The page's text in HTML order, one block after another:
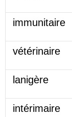
immunitaire
vétérinaire
lanigère
intérimaire